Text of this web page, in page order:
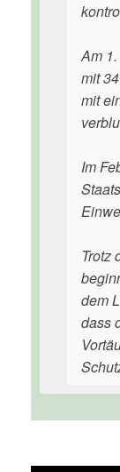
Am
mit
mit
Im
Trotz
dem
dass